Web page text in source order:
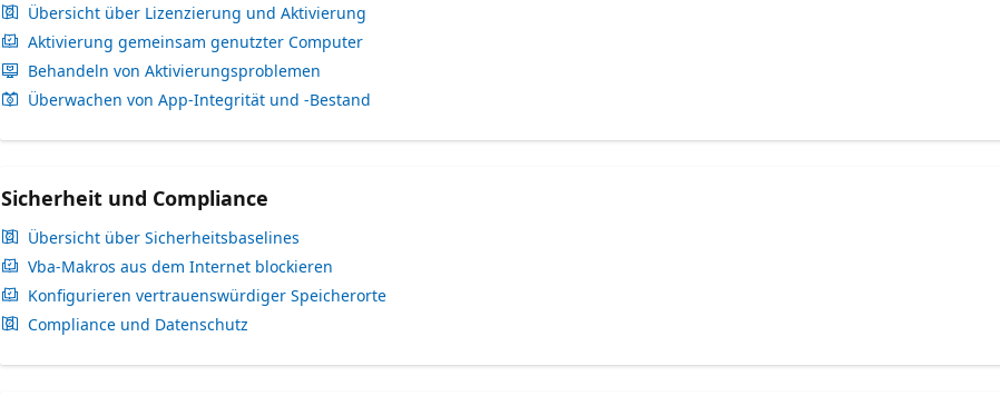
Übersicht über Lizenzierung und Aktivierung
Aktivierung gemeinsam genutzter Computer
Behandeln von Aktivierungsproblemen
Überwachen von App-Integrität und -Bestand
Sicherheit und Compliance
Übersicht über Sicherheitsbaselines
Vba-Makros aus dem Internet blockieren
Konfigurieren vertrauenswürdiger Speicherorte
Compliance und Datenschutz